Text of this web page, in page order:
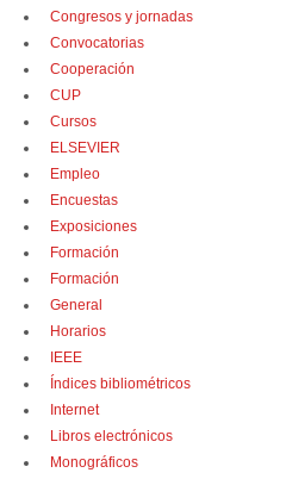
Congresos y jornadas
Convocatorias
Cooperación
CUP
Cursos
ELSEVIER
Empleo
Encuestas
Exposiciones
Formación
Formación
General
Horarios
IEEE
Índices bibliométricos
Internet
Libros electrónicos
Monográficos